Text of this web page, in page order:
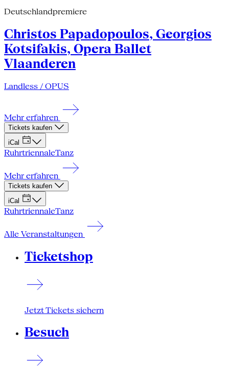
Deutschlandpremiere
Christos Papadopoulos, Georgios
Kotsifakis, Opera Ballet
Vlaanderen
Landless / OPUS
Mehr erfahren
Tickets kaufen
iCal
RuhrtriennaleTanz
Mehr erfahren
Tickets kaufen
iCal
RuhrtriennaleTanz
Alle Veranstaltungen
Ticketshop
Jetzt Tickets sichern
Besuch